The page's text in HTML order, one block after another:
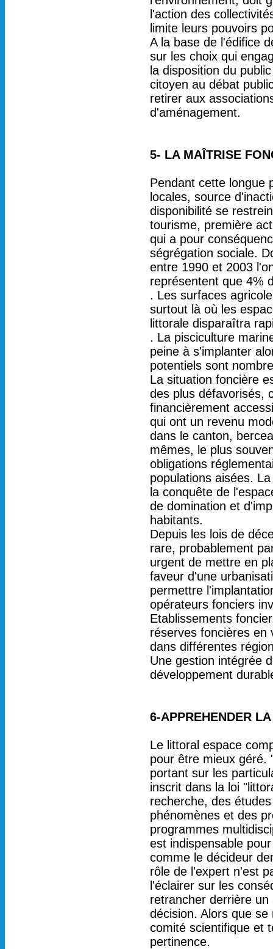
l'action des
limite leurs pouvoirs
A la base de l'édifice
sur les choix qui
la disposition du
citoyen au débat
retirer aux
d'aménagement.
5- LA MAÎTRISE
Pendant cette longue
locales, source
disponibilité se
tourisme, première
qui a pour
ségrégation sociale.
entre 1990 et 2003
représentent que 4%
. Les surfaces
surtout là où les
littorale disparaîtra
. La pisciculture
peine à s'implanter
potentiels sont
La situation foncière
des plus défavorisés,
financièrement
qui ont un revenu
dans le canton,
mêmes, le plus
obligations
populations aisées.
la conquête de
de domination et
habitants.
Depuis les lois de
rare, probablement
urgent de mettre en
faveur d'une
permettre
opérateurs fonciers
Etablissements
réserves foncières en
dans différentes
Une gestion intégrée
développement
6-APPREHENDER
Le littoral espace
pour être mieux géré.
portant sur les
inscrit dans la loi
recherche, des
phénomènes et des
programmes
est indispensable
comme le décideur
rôle de l'expert n'est
l'éclairer sur les
retrancher derrière
décision. Alors que
comité scientifique et
pertinence.